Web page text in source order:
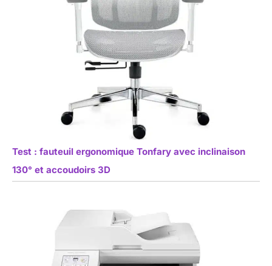
Test : fauteuil ergonomique Tonfary avec inclinaison
130° et accoudoirs 3D